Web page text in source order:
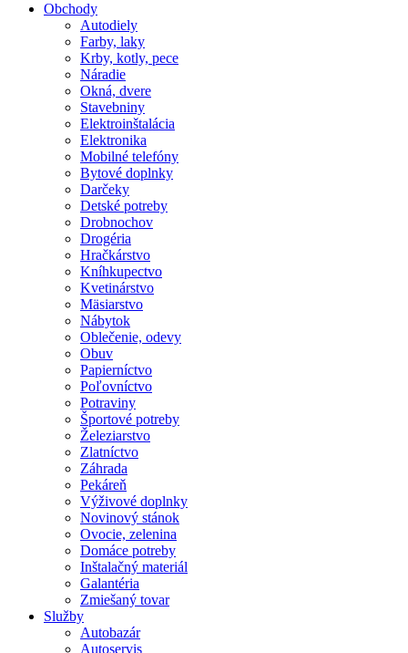
Obchody
Autodiely
Farby, laky
Krby, kotly, pece
Náradie
Okná, dvere
Stavebniny
Elektroinštalácia
Elektronika
Mobilné telefóny
Bytové doplnky
Darčeky
Detské potreby
Drobnochov
Drogéria
Hračkárstvo
Kníhkupectvo
Kvetinárstvo
Mäsiarstvo
Nábytok
Oblečenie, odevy
Obuv
Papierníctvo
Poľovníctvo
Potraviny
Športové potreby
Železiarstvo
Zlatníctvo
Záhrada
Pekáreň
Výživové doplnky
Novinový stánok
Ovocie, zelenina
Domáce potreby
Inštalačný materiál
Galantéria
Zmiešaný tovar
Služby
Autobazár
Autoservis